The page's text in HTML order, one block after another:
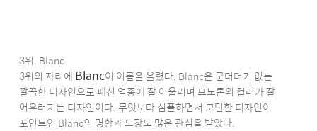
3위. Blanc
3위의 자리에 Blanc이 이름을 올렸다. Blanc은 군더더기 없는
깔끔한 디자인으로 패션 업종에 잘 어울리며 모노톤의 컬러가 잘
어우러지는 디자인이다. 무엇보다 심플하면서 모던한 디자인이
포인트인 Blanc의 명함과 도장도 많은 관심을 받았다.